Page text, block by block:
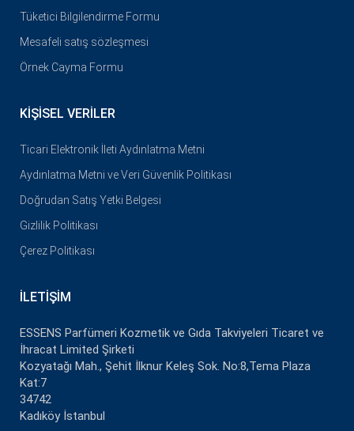
Tüketici Bilgilendirme Formu
Mesafeli satış sözleşmesi
Örnek Cayma Formu
KIŞISEL VERILER
Ticari Elektronik İleti Aydınlatma Metni
Aydınlatma Metni ve Veri Güvenlik Politikası
Doğrudan Satış Yetki Belgesi
Gizlilik Politikası
Çerez Politikası
İLETIŞIM
ESSENS Parfümeri Kozmetik ve Gıda Takviyeleri Ticaret ve
İhracat Limited Şirketi
Kozyatağı Mah., Şehit İlknur Keleş Sok. No:8,Tema Plaza
Kat:7
34742
Kadıköy İstanbul